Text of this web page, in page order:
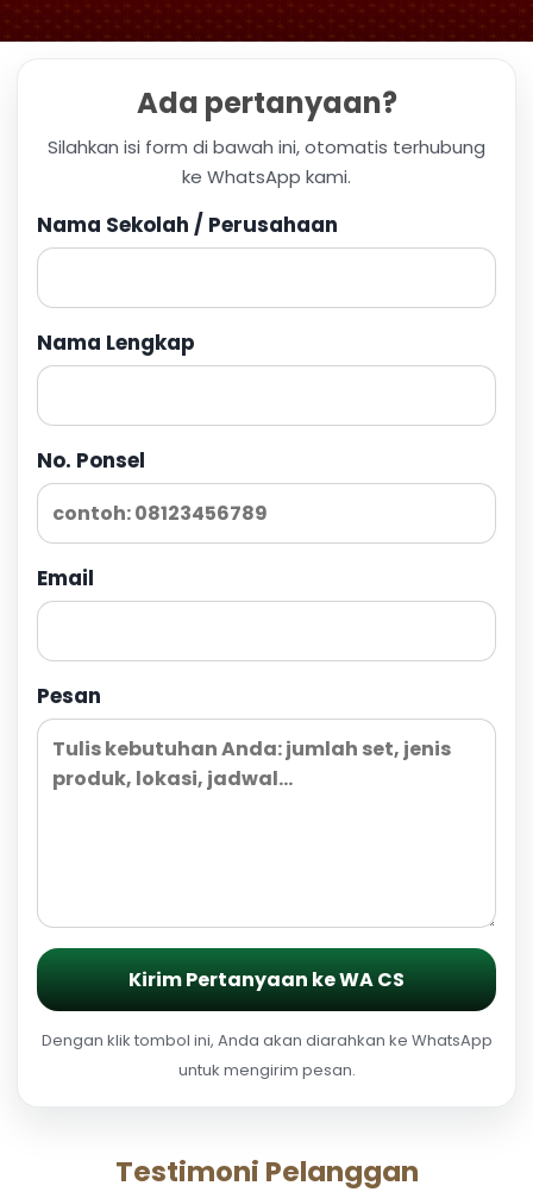
Ada pertanyaan?
Silahkan isi form di bawah ini, otomatis terhubung
ke WhatsApp kami.
Nama Sekolah / Perusahaan
Nama Lengkap
No. Ponsel
Email
Pesan
Kirim Pertanyaan ke WA CS
Dengan klik tombol ini, Anda akan diarahkan ke WhatsApp
untuk mengirim pesan.
Testimoni Pelanggan